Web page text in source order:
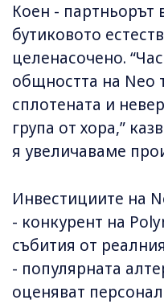
Коен - партньорът
бутиковото
целенасочено.
общността на Neo
сплотената и
група от хора,”
я увеличаваме
Инвестициите на
- конкурент на
събития от
- популярната
оценяват